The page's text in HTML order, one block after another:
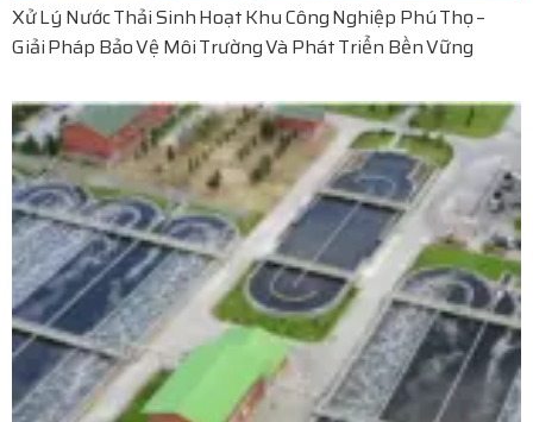
Xử Lý Nước Thải Sinh Hoạt Khu Công Nghiệp Phú Thọ –
Giải Pháp Bảo Vệ Môi Trường Và Phát Triển Bền Vững